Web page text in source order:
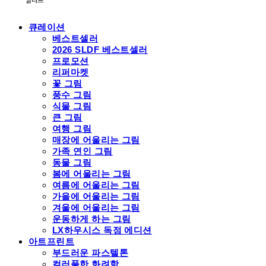
큐레이션
베스트셀러
2026 SLDF 베스트셀러
프로모션
리퍼마켓
꽃 그림
풍수 그림
식물 그림
큰 그림
여행 그림
매장에 어울리는 그림
가족 연인 그림
동물 그림
봄에 어울리는 그림
여름에 어울리는 그림
가을에 어울리는 그림
겨울에 어울리는 그림
운동하게 하는 그림
LX하우시스 독점 에디션
아트프린트
부드러운 파스텔톤
컬러풀한 화려함